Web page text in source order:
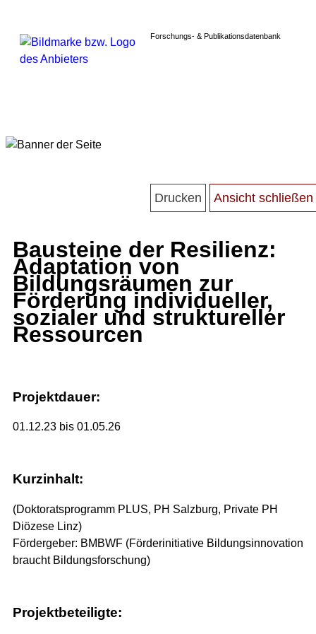
Forschungs- & Publikationsdatenbank
Bausteine der Resilienz:
Adaptation von
Bildungsräumen zur
Förderung individueller,
sozialer und struktureller
Ressourcen
Projektdauer:
01.12.23 bis 01.05.26
Kurzinhalt:
(Doktoratsprogramm PLUS, PH Salzburg, Private PH
Diözese Linz)
Fördergeber: BMBWF (Förderinitiative Bildungsinnovation
braucht Bildungsforschung)
Projektbeteiligte: